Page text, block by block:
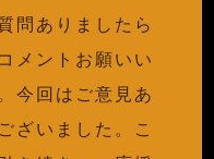
問ありましたら
メントお願いい
今回はご意見あ
ざいました。こ